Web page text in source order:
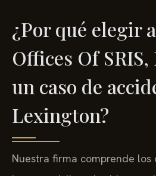
¿Por qué elegir
Offices Of SRIS,
un caso de
Lexington?
Nuestra firma comprende los